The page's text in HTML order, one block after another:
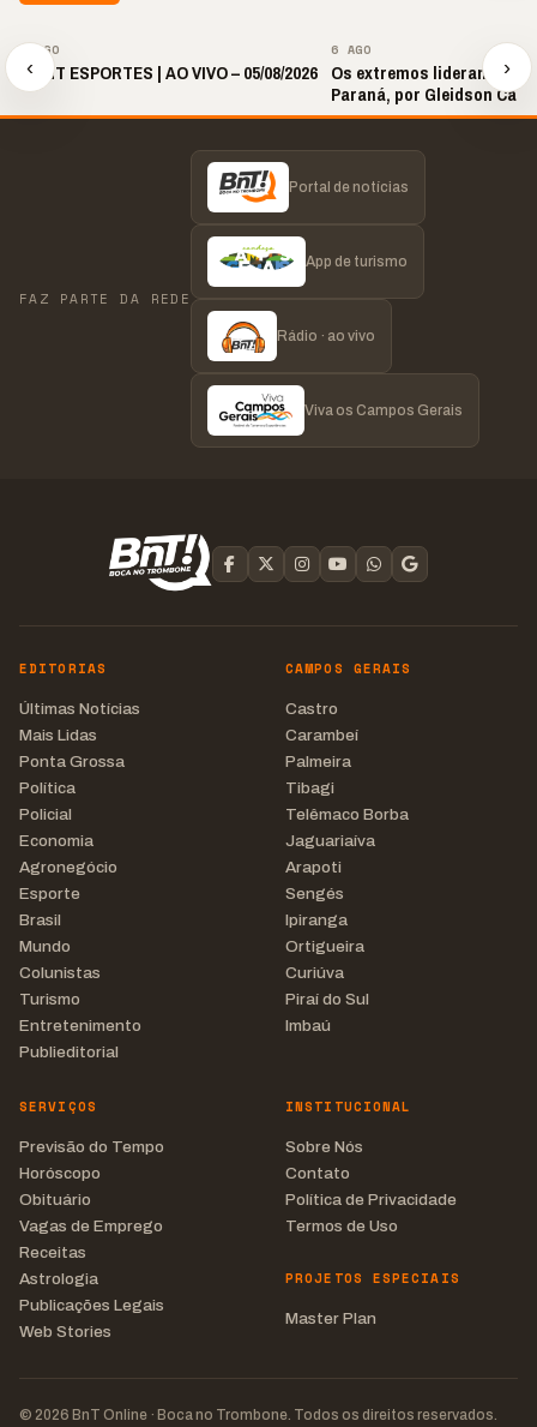
‹
6 AGO
🎙️ BNT ESPORTES | AO VIVO – 05/08/2026
6 AGO
Os extremos lideram as
Paraná, por Gleidson
›
FAZ PARTE DA REDE
Portal de notícias
App de turismo
Rádio · ao vivo
Viva os Campos Gerais
EDITORIAS
Últimas Notícias
Mais Lidas
Ponta Grossa
Política
Policial
Economia
Agronegócio
Esporte
Brasil
Mundo
Colunistas
Turismo
Entretenimento
Publieditorial
CAMPOS GERAIS
Castro
Carambeí
Palmeira
Tibagi
Telêmaco Borba
Jaguariaíva
Arapoti
Sengés
Ipiranga
Ortigueira
Curiúva
Piraí do Sul
Imbaú
SERVIÇOS
Previsão do Tempo
Horóscopo
Obituário
Vagas de Emprego
Receitas
Astrologia
Publicações Legais
Web Stories
INSTITUCIONAL
Sobre Nós
Contato
Política de Privacidade
Termos de Uso
PROJETOS ESPECIAIS
Master Plan
© 2026 BnT Online · Boca no Trombone. Todos os direitos reservados.